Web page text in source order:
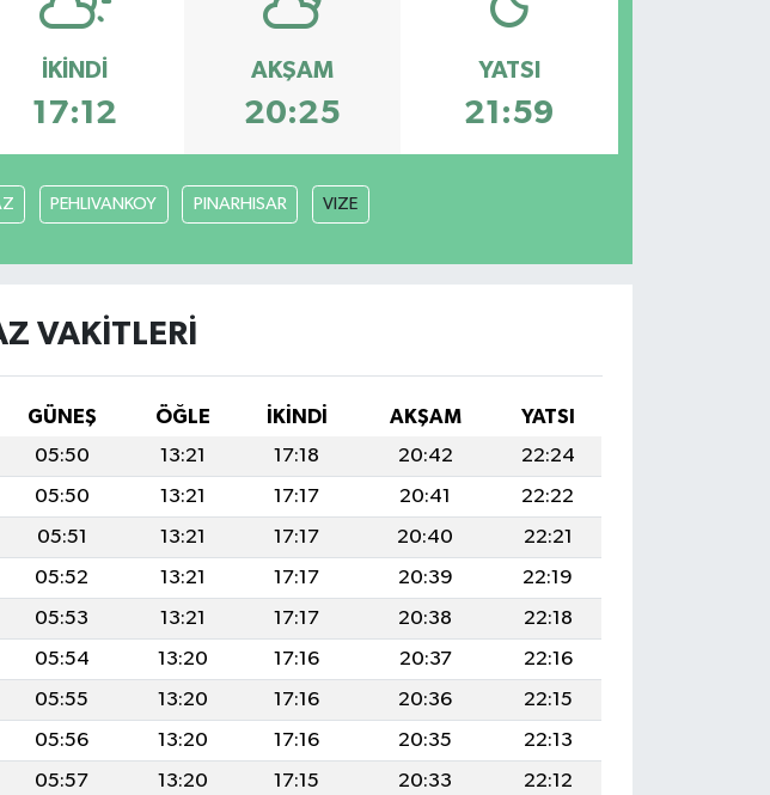
İKINDI
17:12
AKŞAM
20:25
YATSI
21:59
PEHLIVANKOY PINARHISAR VIZE
VAKITLERI
GÜNEŞ ÖĞLE İKINDI AKŞAM
YATSI
05:50 13:21 17:18 20:42
22:24
05:50 13:21 17:17 20:41
22:22
05:51 13:21 17:17 20:40
22:21
05:52 13:21 17:17 20:39
22:19
05:53 13:21 17:17 20:38
22:18
05:54 13:20 17:16 20:37
22:16
05:55 13:20 17:16 20:36
22:15
05:56 13:20 17:16 20:35
22:13
05:57 13:20 17:15 20:33
22:12